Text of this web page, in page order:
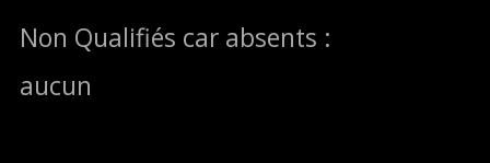
Non Qualifiés car absents :
aucun